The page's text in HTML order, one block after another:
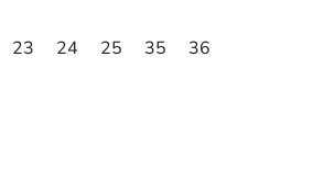
23 24 25 35 36